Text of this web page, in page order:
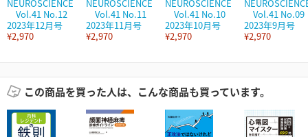
NEUROSCIENCE
Vol.41 No.12
2023年12月号
¥2,970
NEUROSCIENCE
Vol.41 No.11
2023年11月号
¥2,970
NEUROSCIENCE
Vol.41 No.10
2023年10月号
¥2,970
Vol.41 No.09
2023年9月号
¥2,970
この商品を買った人は、こんな商品も買っています。